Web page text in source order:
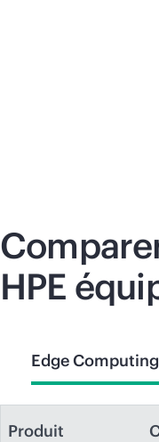
HPE
Edge Computing
Produit